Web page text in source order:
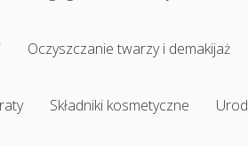
Oczyszczanie twarzy i demakijaż
Składniki kosmetyczne